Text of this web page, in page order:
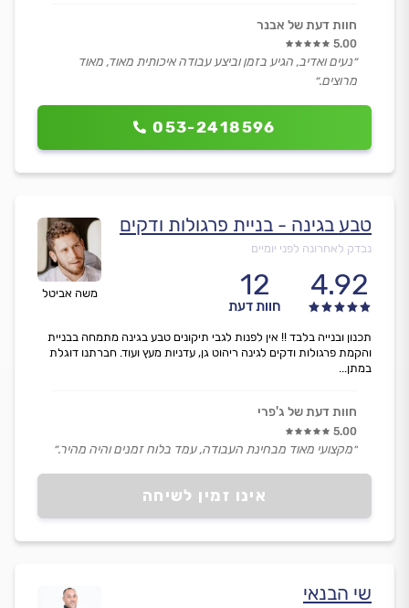
053-2418596
חוות דעת של אבנר
5.00
״נעים ואדיב, הגיע בזמן וביצע עבודה איכותית מאוד, מאוד
מרוצים.״
משה אביטל
טבע בגינה - בניית פרגולות ודקים
נבדק לאחרונה לפני יומיים
4.92
12
חוות דעת
אינו זמין לשיחה
תכנון ובנייה בלבד !! אין לפנות לגבי תיקונים טבע בגינה מתמחה בבניית
והקמת פרגולות ודקים לגינה ריהוט גן, עדניות מעץ ועוד. חברתנו דוגלת
במתן...
חוות דעת של ג'פרי
5.00
״מקצועי מאוד מבחינת העבודה, עמד בלוח זמנים והיה מהיר.״
שי הבנאי